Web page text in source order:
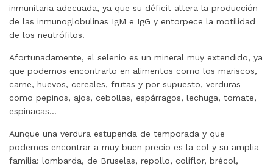
inmunitaria adecuada, ya que su déficit altera la producción
de las inmunoglobulinas IgM e IgG y entorpece la motilidad
de los neutrófilos.
Afortunadamente, el selenio es un mineral muy extendido, ya
que podemos encontrarlo en alimentos como los mariscos,
carne, huevos, cereales, frutas y por supuesto, verduras
como pepinos, ajos, cebollas, espárragos, lechuga, tomate,
espinacas…
Aunque una verdura estupenda de temporada y que
podemos encontrar a muy buen precio es la col y su amplia
familia: lombarda, de Bruselas, repollo, coliflor, brécol,